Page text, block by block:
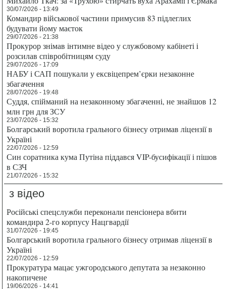
30/07/2026 - 13:49
Командир військової частини примусив 83 підлеглих
будувати йому маєток
29/07/2026 - 21:38
Прокурор знімав інтимне відео у службовому кабінеті і
розсилав співробітницям суду
29/07/2026 - 17:09
НАБУ і САП пошукали у ексвіцепрем’єрки незаконне
збагачення
28/07/2026 - 19:48
Суддя, спійманий на незаконному збагаченні, не знайшов 12
млн грн для ЗСУ
23/07/2026 - 15:32
Болгарський воротила грального бізнесу отримав ліцензії в
Україні
22/07/2026 - 12:59
Син соратника кума Путіна піддався VIP-бусифікації і пішов
в СЗЧ
21/07/2026 - 15:32
з відео
Російські спецслужби переконали пенсіонера вбити
командира 2-го корпусу Нацгвардії
31/07/2026 - 19:45
Болгарський воротила грального бізнесу отримав ліцензії в
Україні
22/07/2026 - 12:59
Прокуратура мацає ужгородського депутата за незаконно
накопичене
19/06/2026 - 14:41